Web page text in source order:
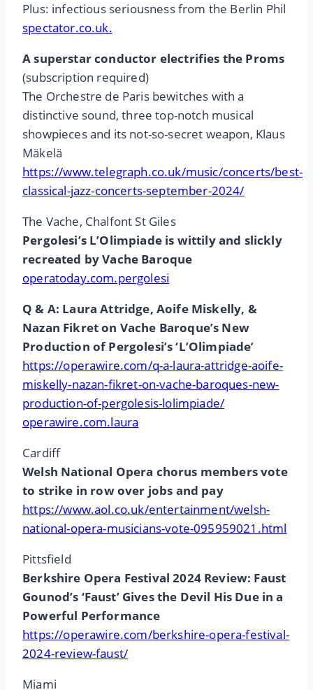
Plus: infectious seriousness from the Berlin Phil
spectator.co.uk.
A superstar conductor electrifies the Proms
(subscription required)
The Orchestre de Paris bewitches with a
distinctive sound, three top-notch musical
showpieces and its not-so-secret weapon, Klaus
Mäkelä
https://www.telegraph.co.uk/music/concerts/best-
classical-jazz-concerts-september-2024/
The Vache, Chalfont St Giles
Pergolesi’s L’Olimpiade is wittily and slickly
recreated by Vache Baroque
operatoday.com.pergolesi
Q & A: Laura Attridge, Aoife Miskelly, &
Nazan Fikret on Vache Baroque’s New
Production of Pergolesi’s ‘L’Olimpiade’
https://operawire.com/q-a-laura-attridge-aoife-
miskelly-nazan-fikret-on-vache-baroques-new-
production-of-pergolesis-lolimpiade/
operawire.com.laura
Cardiff
Welsh National Opera chorus members vote
to strike in row over jobs and pay
https://www.aol.co.uk/entertainment/welsh-
national-opera-musicians-vote-095959021.html
Pittsfield
Berkshire Opera Festival 2024 Review: Faust
Gounod’s ‘Faust’ Gives the Devil His Due in a
Powerful Performance
https://operawire.com/berkshire-opera-festival-
2024-review-faust/
Miami